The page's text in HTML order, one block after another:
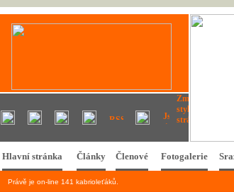
Hlavní stránka Články Členové Fotogalerie
Právě je on-line 141 kabrioleťáků.